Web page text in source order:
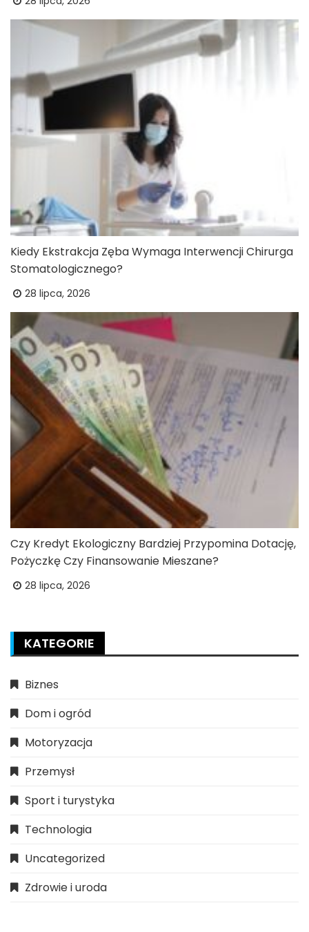
Kiedy Ekstrakcja Zęba Wymaga Interwencji Chirurga
Stomatologicznego?
28 lipca, 2026
Czy Kredyt Ekologiczny Bardziej Przypomina Dotację,
Pożyczkę Czy Finansowanie Mieszane?
28 lipca, 2026
KATEGORIE
Biznes
Dom i ogród
Motoryzacja
Przemysł
Sport i turystyka
Technologia
Uncategorized
Zdrowie i uroda